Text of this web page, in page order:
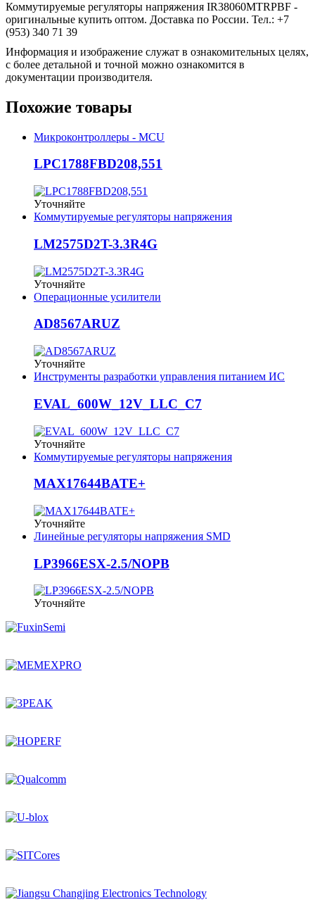
Коммутируемые регуляторы напряжения IR38060MTRPBF -
оригинальные купить оптом. Доставка по России. Тел.: +7
(953) 340 71 39
Информация и изображение служат в ознакомительных целях,
с более детальной и точной можно ознакомится в
документации производителя.
Похожие товары
Микроконтроллеры - MCU
LPC1788FBD208,551
Уточняйте
Коммутируемые регуляторы напряжения
LM2575D2T-3.3R4G
Уточняйте
Операционные усилители
AD8567ARUZ
Уточняйте
Инструменты разработки управления питанием ИС
EVAL_600W_12V_LLC_C7
Уточняйте
Коммутируемые регуляторы напряжения
MAX17644BATE+
Уточняйте
Линейные регуляторы напряжения SMD
LP3966ESX-2.5/NOPB
Уточняйте